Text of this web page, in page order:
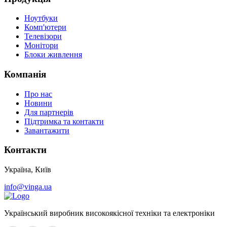
Ноутбуки
Комп'ютери
Телевізори
Монітори
Блоки живлення
Компанія
Про нас
Новини
Для партнерів
Підтримка та контакти
Завантажити
Контакти
Україна, Київ
info@vinga.ua
Український виробник високоякісної техніки та електроніки